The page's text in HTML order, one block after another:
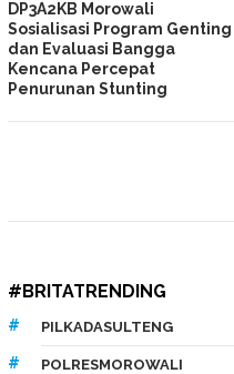
DP3A2KB Morowali
Sosialisasi Program Genting
dan Evaluasi Bangga
Kencana Percepat
Penurunan Stunting
#BRITATRENDING
PILKADASULTENG
POLRESMOROWALI